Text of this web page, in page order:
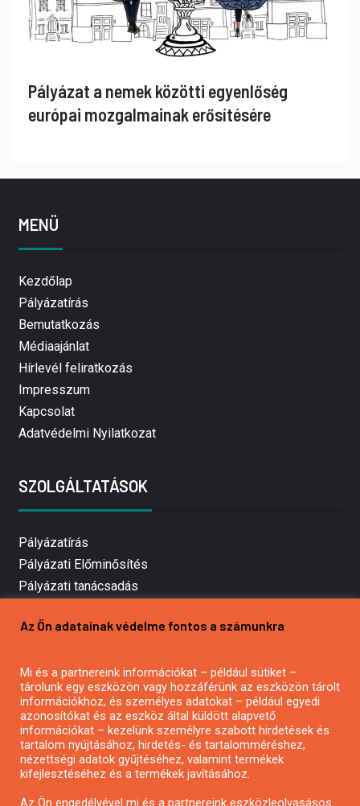
Pályázat a nemek közötti egyenlőség
európai mozgalmainak erősítésére
MENÜ
Kezdőlap
Pályázatírás
Bemutatkozás
Médiaajánlat
Hírlevél feliratkozás
Impresszum
Kapcsolat
Adatvédelmi Nyilatkozat
SZOLGÁLTATÁSOK
Pályázatírás
Pályázati Előminősítés
Pályázati tanácsadás
Mezőgazdasági pályázatírás
Pályázatírás civil szervezeteknek
Pályázatírás önkormányzatoknak
Pályázatfigyelés
Specifikus pályázatfigyelés vagy hírlevél
Az Ön adatainak védelme fontos a számunkra
Mi és a partnereink információkat – például sütiket –
tárolunk egy eszközön vagy hozzáférünk az eszközön tárolt
információkhoz, és személyes adatokat – például egyedi
azonosítókat és az eszköz által küldött alapvető
információkat – kezelünk személyre szabott hirdetések és
tartalom nyújtásához, hirdetés- és tartalomméréshez,
nézettségi adatok gyűjtéséhez, valamint termékek
kifejlesztéséhez és a termékek javításához.
Az Ön engedélyével mi és a partnereink eszközleolvasásos